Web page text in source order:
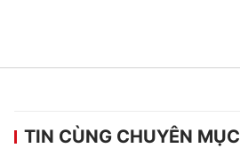
TIN CÙNG CHUYÊN MỤC